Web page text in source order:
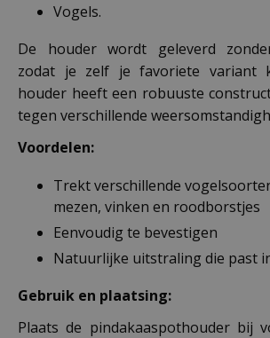
Vogels.
De houder wordt geleverd
zodat je zelf je favoriete variant
houder heeft een robuuste
tegen verschillende
Voordelen:
Trekt verschillende
mezen, vinken en roodborstjes
Eenvoudig te bevestigen
Natuurlijke uitstraling die past
Gebruik en plaatsing:
Plaats de pindakaaspothouder bij